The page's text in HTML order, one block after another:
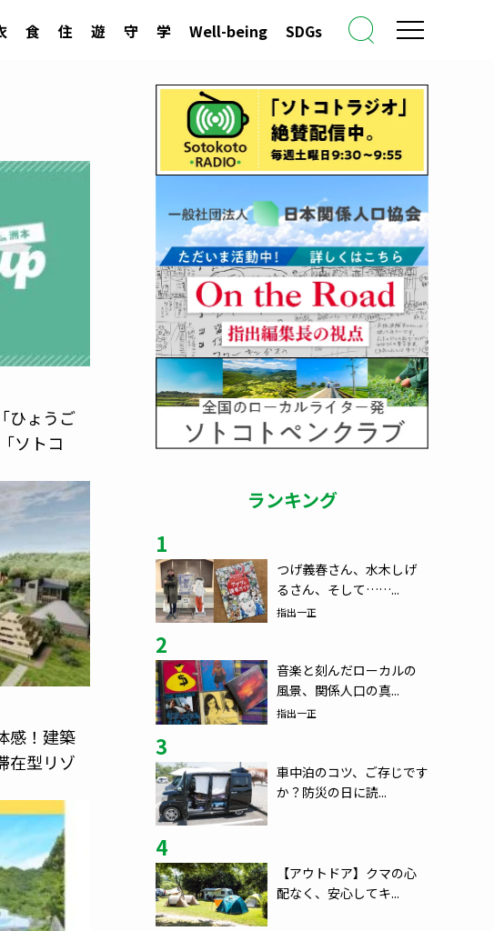
食 住 遊 守 学 Well-being SDGs
ひょうご
ソトコ
感！建築
在型リゾ
ランキング
1
つげ義春さん、水木しげ
るさん、そして……...
指出一正
2
音楽と刻んだローカルの
風景、関係人口の真...
指出一正
3
車中泊のコツ、ご存じです
か？防災の日に読...
4
【アウトドア】クマの心
配なく、安心してキ...